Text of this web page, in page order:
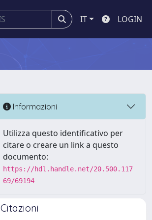
IT LOGIN
Informazioni
Utilizza questo identificativo per
citare o creare un link a questo
documento:
https://hdl.handle.net/20.500.117
69/69194
Citazioni